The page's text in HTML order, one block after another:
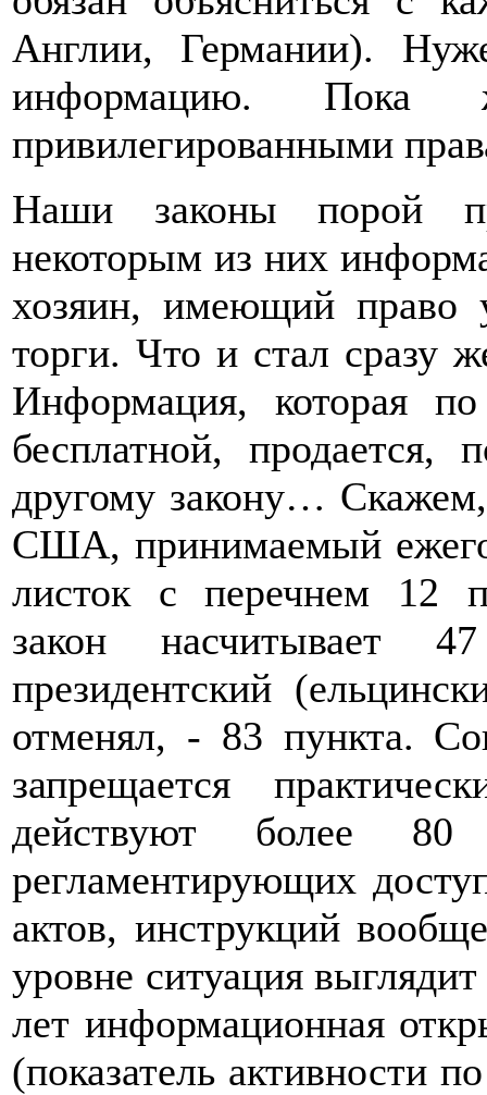
Англии, Германии).
информацию. Пока
привилегированными
Наши законы порой
некоторым из них
хозяин, имеющий право
торги. Что и стал сразу
Информация, которая
бесплатной, продается,
другому закону… Скажем,
США, принимаемый
листок с перечнем 12
закон насчитывает
президентский
отменял, - 83 пункта.
запрещается
действуют более
регламентирующих
актов, инструкций
уровне ситуация
лет информационная
(показатель активности